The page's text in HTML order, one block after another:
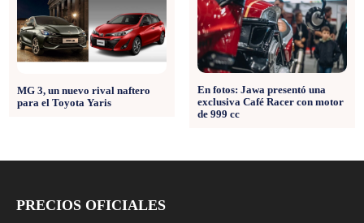
MG 3, un nuevo rival naftero
para el Toyota Yaris
En fotos: Jawa presentó una
exclusiva Café Racer con motor
de 999 cc
PRECIOS OFICIALES